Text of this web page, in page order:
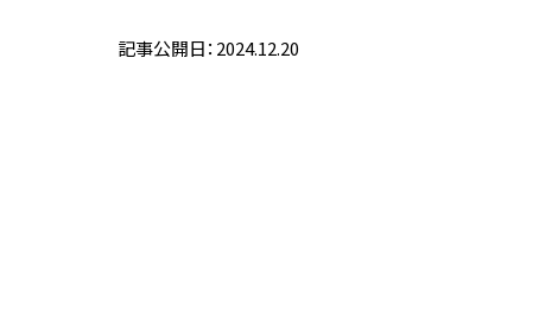
記事公開日：2024.12.20